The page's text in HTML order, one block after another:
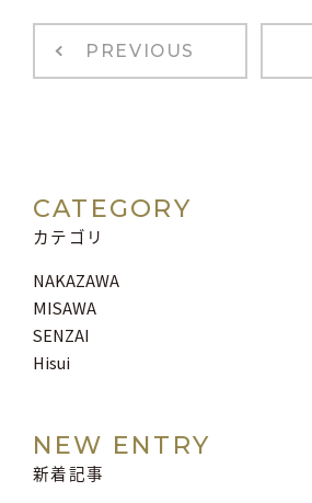
PREVIOUS
CATEGORY
カテゴリ
NAKAZAWA
MISAWA
SENZAI
Hisui
NEW ENTRY
新着記事